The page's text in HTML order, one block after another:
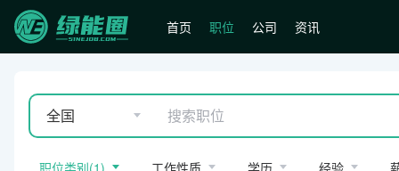
首页 职位 公司 资讯
全国
职位类别(1) 工作性质 学历 经验